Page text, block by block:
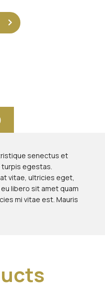
senectus et
egestas.
vitae, ultricies eget,
libero sit amet quam
mi vitae est. Mauris